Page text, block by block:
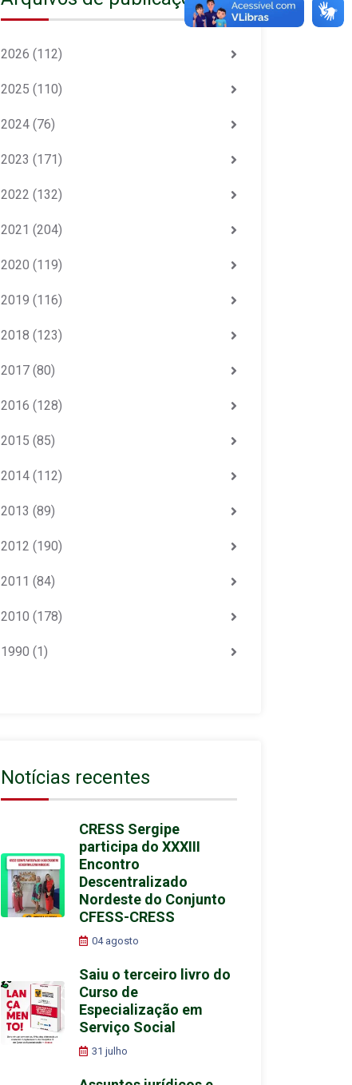
2026 (112)
2025 (110)
2024 (76)
2023 (171)
2022 (132)
2021 (204)
2020 (119)
2019 (116)
2018 (123)
2017 (80)
2016 (128)
2015 (85)
2014 (112)
2013 (89)
2012 (190)
2011 (84)
2010 (178)
1990 (1)
Notícias recentes
CRESS Sergipe
participa do XXXIII
Encontro
Descentralizado
Nordeste do Conjunto
CFESS-CRESS
04 agosto
Saiu o terceiro livro do
Curso de
Especialização em
Serviço Social
31 julho